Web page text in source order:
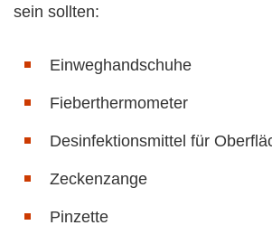
sein sollten:
Einweghandschuhe
Fieberthermometer
Desinfektionsmittel für
Zeckenzange
Pinzette